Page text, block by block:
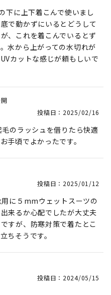
に上下着こんで使いまし
で動かずにいるとどうして
、これを着こんでいるとず
水から上がっての水切れが
カットな感じが頼もしいで
投稿日
2025/02/16
のラッシュを借りたら快適
手頃でよかったです。
投稿日
2025/01/12
に５mmウェットスーツの
来るか心配でしたが大丈夫
すが、防寒対策で着たとこ
ちそうです。
投稿日
2024/05/15